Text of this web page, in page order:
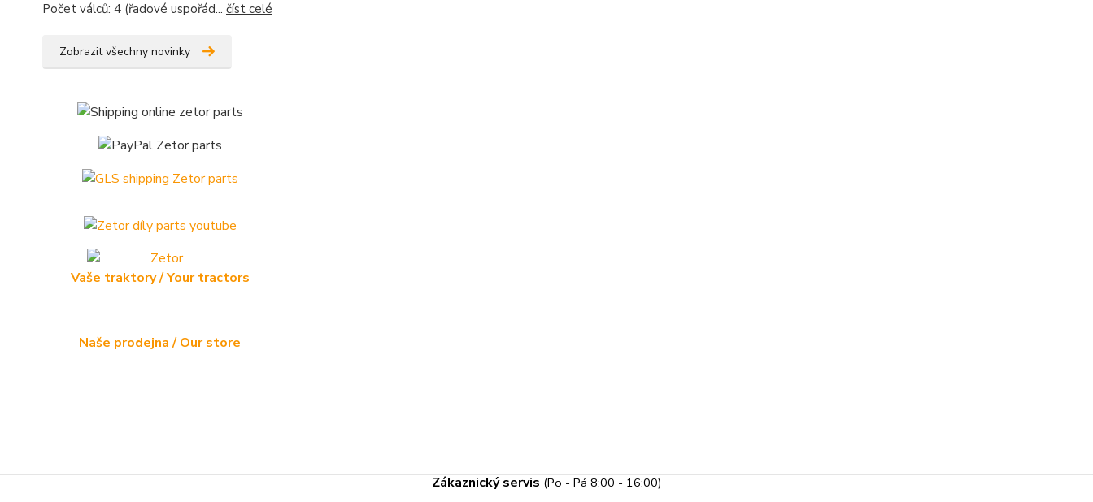
Počet válců: 4 (řadové uspořád... číst celé
Zobrazit všechny novinky
Vaše traktory / Your tractors
Naše prodejna / Our store
Zákaznický servis (Po - Pá 8:00 - 16:00)